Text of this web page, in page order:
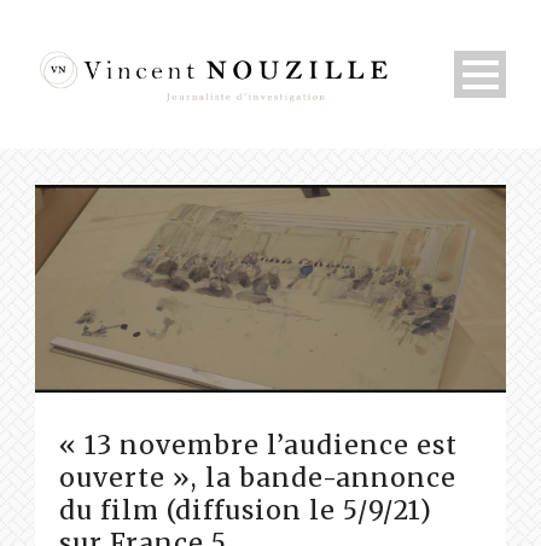
« 13 novembre l’audience est
ouverte », la bande-annonce
du film (diffusion le 5/9/21)